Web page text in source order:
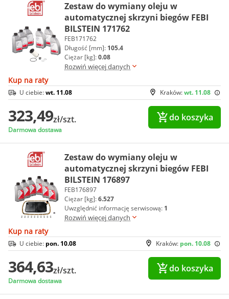
Zestaw do wymiany oleju w
automatycznej skrzyni biegów FEBI
BILSTEIN 171762
FEB171762
Długość [mm]: 105.4
Ciężar [kg]:0.08
Rozwiń więcej danych
Kup na raty
Kraków:wt. 11.08
U ciebie:wt. 11.08
323,49zł/szt.
Darmowa dostawa
do koszyka
Zestaw do wymiany oleju w
automatycznej skrzyni biegów FEBI
BILSTEIN 176897
FEB176897
Ciężar [kg]:6.527
Uwzględnić informację serwisową: 1
Rozwiń więcej danych
Kup na raty
Kraków: pon. 10.08
U ciebie: pon. 10.08
364,63zł/szt.
Darmowa dostawa
do koszyka